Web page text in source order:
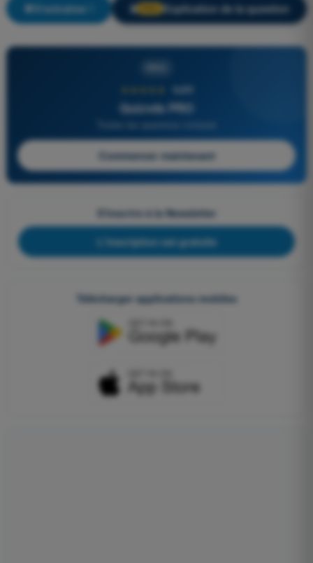
S'entraîner ! 🔒 Explication de la question
4,6/5
Quizvds PRO
Commencer maintenant
S'inscrire à la Newsletter
L'inscription est gratuite
Télécharger applications mobiles